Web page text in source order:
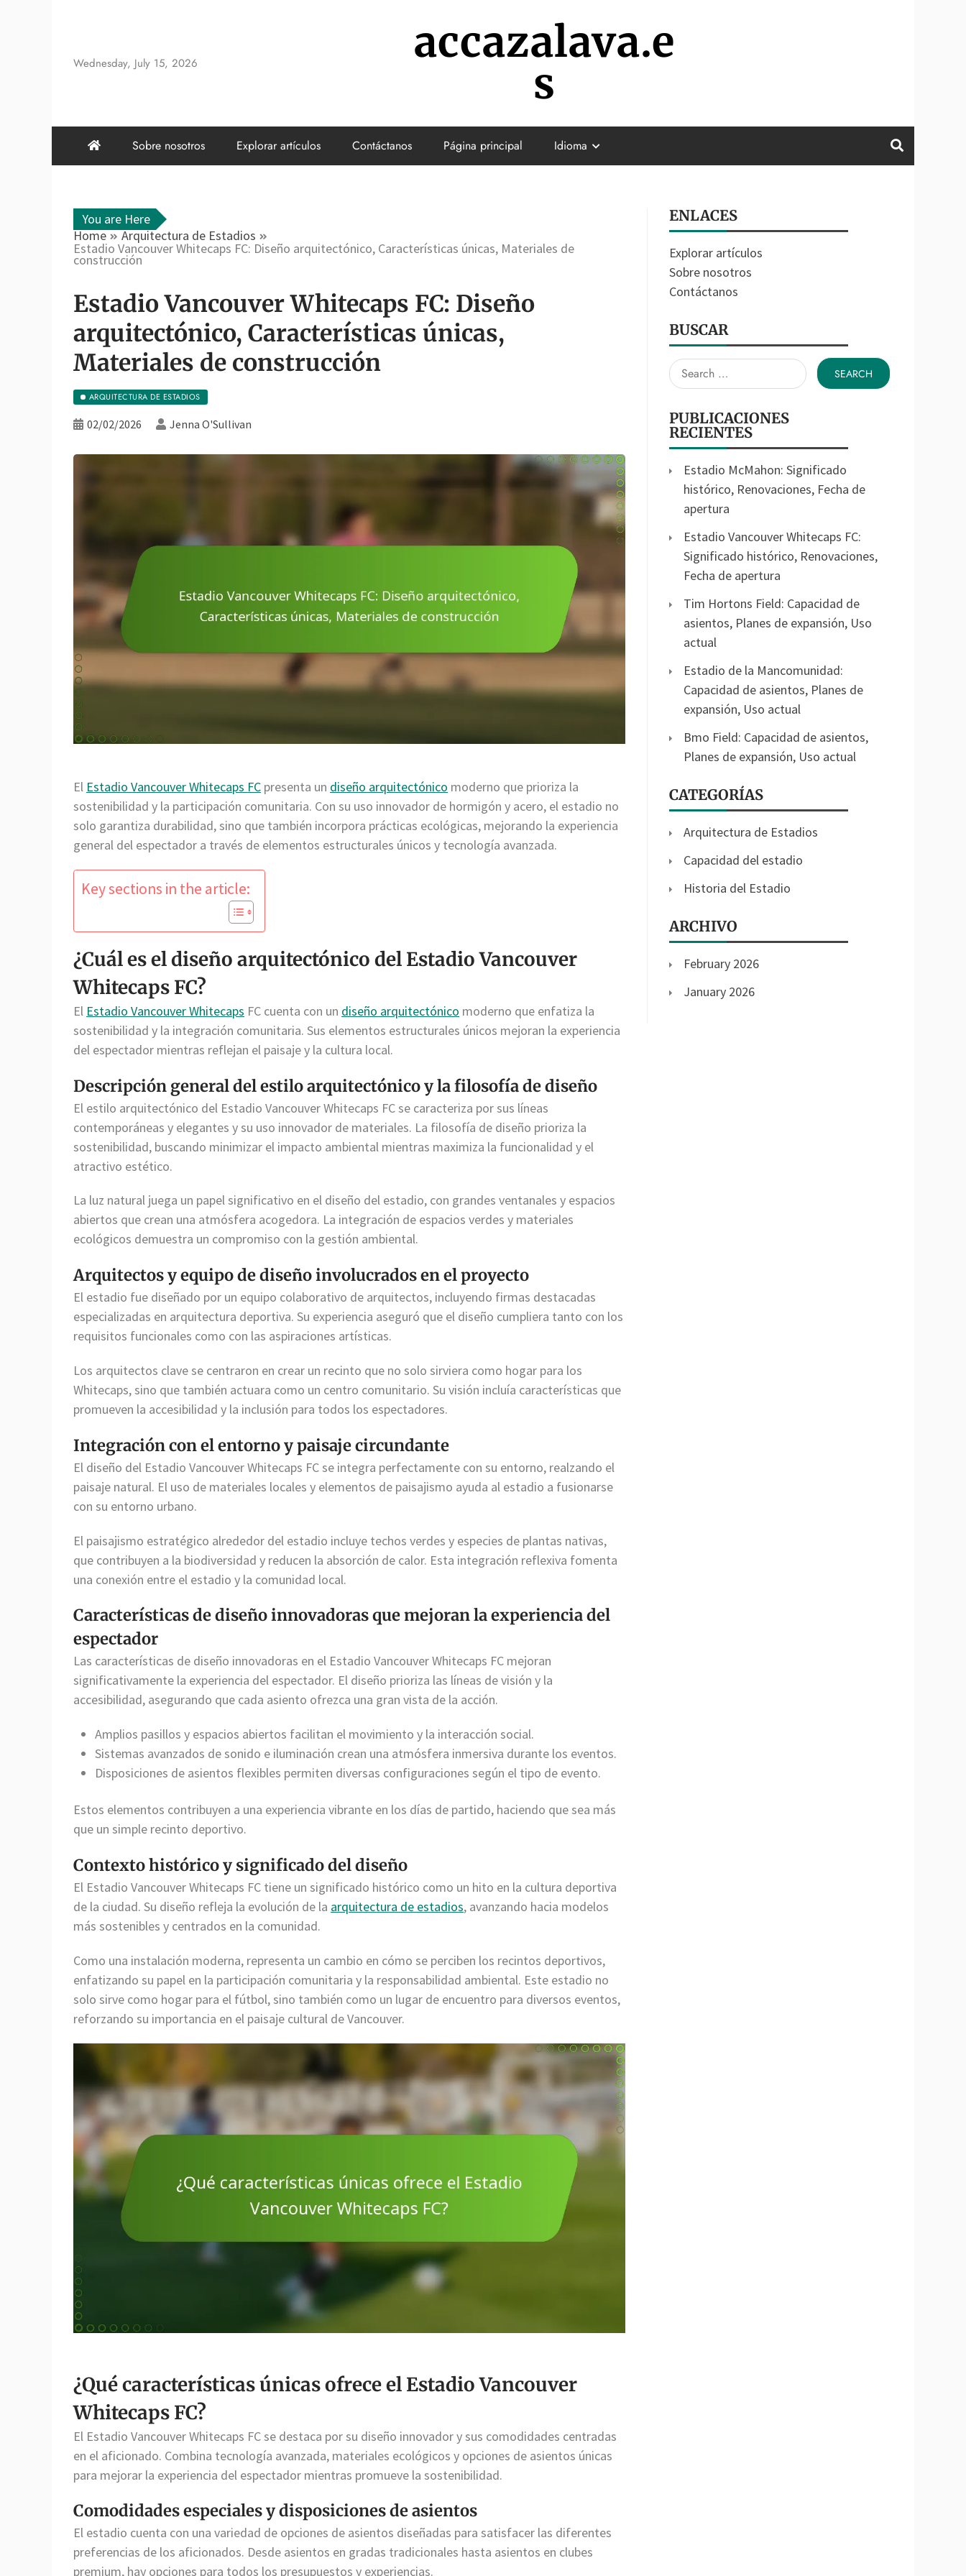
Wednesday, July 15, 2026 accazalava.e
s
Sobre nosotros Explorar artículos Contáctanos Página principal Idioma
You are Here
Home
Arquitectura de Estadios
Estadio Vancouver Whitecaps FC: Diseño arquitectónico, Características únicas, Materiales de
construcción
Estadio Vancouver Whitecaps FC: Diseño
arquitectónico, Características únicas,
Materiales de construcción
ARQUITECTURA DE ESTADIOS
02/02/2026 Jenna O'Sullivan
El Estadio Vancouver Whitecaps FC presenta un diseño arquitectónico moderno que prioriza la
sostenibilidad y la participación comunitaria. Con su uso innovador de hormigón y acero, el estadio no
solo garantiza durabilidad, sino que también incorpora prácticas ecológicas, mejorando la experiencia
general del espectador a través de elementos estructurales únicos y tecnología avanzada.
Key sections in the article:
¿Cuál es el diseño arquitectónico del Estadio Vancouver
Whitecaps FC?
El Estadio Vancouver Whitecaps FC cuenta con un diseño arquitectónico moderno que enfatiza la
sostenibilidad y la integración comunitaria. Sus elementos estructurales únicos mejoran la experiencia
del espectador mientras reflejan el paisaje y la cultura local.
Descripción general del estilo arquitectónico y la filosofía de diseño
El estilo arquitectónico del Estadio Vancouver Whitecaps FC se caracteriza por sus líneas
contemporáneas y elegantes y su uso innovador de materiales. La filosofía de diseño prioriza la
sostenibilidad, buscando minimizar el impacto ambiental mientras maximiza la funcionalidad y el
atractivo estético.
La luz natural juega un papel significativo en el diseño del estadio, con grandes ventanales y espacios
abiertos que crean una atmósfera acogedora. La integración de espacios verdes y materiales
ecológicos demuestra un compromiso con la gestión ambiental.
Arquitectos y equipo de diseño involucrados en el proyecto
El estadio fue diseñado por un equipo colaborativo de arquitectos, incluyendo firmas destacadas
especializadas en arquitectura deportiva. Su experiencia aseguró que el diseño cumpliera tanto con los
requisitos funcionales como con las aspiraciones artísticas.
Los arquitectos clave se centraron en crear un recinto que no solo sirviera como hogar para los
Whitecaps, sino que también actuara como un centro comunitario. Su visión incluía características que
promueven la accesibilidad y la inclusión para todos los espectadores.
Integración con el entorno y paisaje circundante
El diseño del Estadio Vancouver Whitecaps FC se integra perfectamente con su entorno, realzando el
paisaje natural. El uso de materiales locales y elementos de paisajismo ayuda al estadio a fusionarse
con su entorno urbano.
El paisajismo estratégico alrededor del estadio incluye techos verdes y especies de plantas nativas,
que contribuyen a la biodiversidad y reducen la absorción de calor. Esta integración reflexiva fomenta
una conexión entre el estadio y la comunidad local.
Características de diseño innovadoras que mejoran la experiencia del
espectador
Las características de diseño innovadoras en el Estadio Vancouver Whitecaps FC mejoran
significativamente la experiencia del espectador. El diseño prioriza las líneas de visión y la
accesibilidad, asegurando que cada asiento ofrezca una gran vista de la acción.
Amplios pasillos y espacios abiertos facilitan el movimiento y la interacción social.
Sistemas avanzados de sonido e iluminación crean una atmósfera inmersiva durante los eventos.
Disposiciones de asientos flexibles permiten diversas configuraciones según el tipo de evento.
Estos elementos contribuyen a una experiencia vibrante en los días de partido, haciendo que sea más
que un simple recinto deportivo.
Contexto histórico y significado del diseño
El Estadio Vancouver Whitecaps FC tiene un significado histórico como un hito en la cultura deportiva
de la ciudad. Su diseño refleja la evolución de la arquitectura de estadios, avanzando hacia modelos
más sostenibles y centrados en la comunidad.
Como una instalación moderna, representa un cambio en cómo se perciben los recintos deportivos,
enfatizando su papel en la participación comunitaria y la responsabilidad ambiental. Este estadio no
solo sirve como hogar para el fútbol, sino también como un lugar de encuentro para diversos eventos,
reforzando su importancia en el paisaje cultural de Vancouver.
¿Qué características únicas ofrece el Estadio Vancouver
Whitecaps FC?
El Estadio Vancouver Whitecaps FC se destaca por su diseño innovador y sus comodidades centradas
en el aficionado. Combina tecnología avanzada, materiales ecológicos y opciones de asientos únicas
para mejorar la experiencia del espectador mientras promueve la sostenibilidad.
Comodidades especiales y disposiciones de asientos
El estadio cuenta con una variedad de opciones de asientos diseñadas para satisfacer las diferentes
preferencias de los aficionados. Desde asientos en gradas tradicionales hasta asientos en clubes
premium, hay opciones para todos los presupuestos y experiencias.
ENLACES
Explorar artículos
Sobre nosotros
Contáctanos
BUSCAR
Search
for:
PUBLICACIONES
RECIENTES
Estadio McMahon: Significado
histórico, Renovaciones, Fecha de
apertura
Estadio Vancouver Whitecaps FC:
Significado histórico, Renovaciones,
Fecha de apertura
Tim Hortons Field: Capacidad de
asientos, Planes de expansión, Uso
actual
Estadio de la Mancomunidad:
Capacidad de asientos, Planes de
expansión, Uso actual
Bmo Field: Capacidad de asientos,
Planes de expansión, Uso actual
CATEGORÍAS
Arquitectura de Estadios
Capacidad del estadio
Historia del Estadio
ARCHIVO
February 2026
January 2026